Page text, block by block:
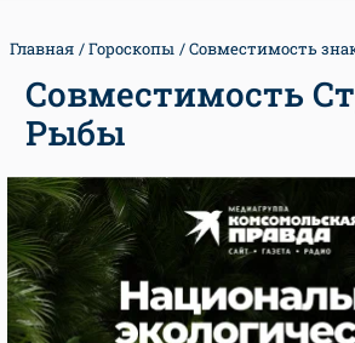
Главная Гороскопы Совместимость
Совместимость
Рыбы